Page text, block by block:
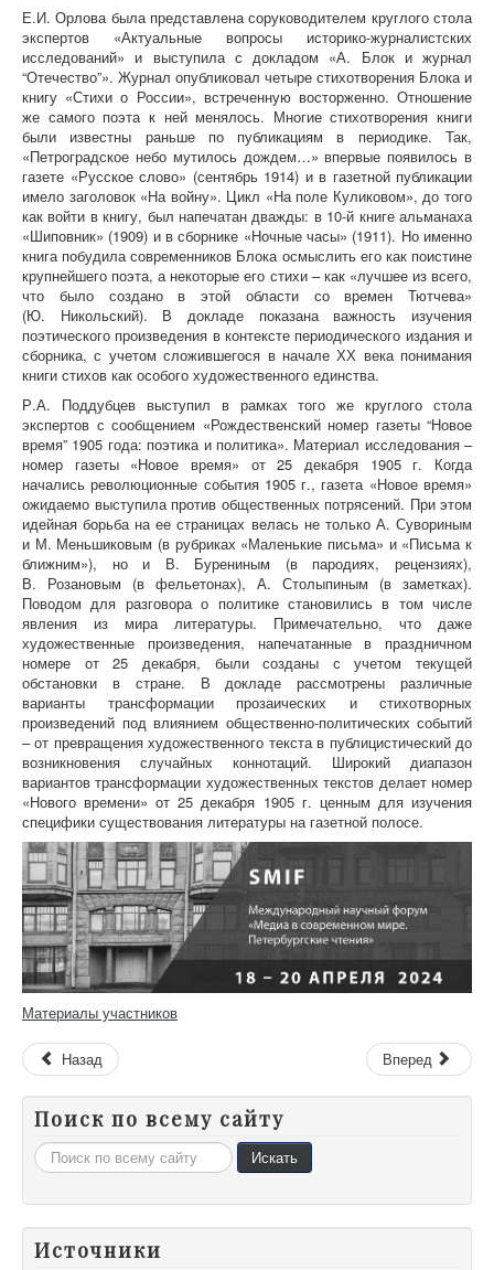
Е.И. Орлова была представлена соруководителем круглого стола
экспертов «Актуальные вопросы историко-журналистских
исследований» и выступила с докладом «А. Блок и журнал
“Отечество”». Журнал опубликовал четыре стихотворения Блока и
книгу «Стихи о России», встреченную восторженно. Отношение
же самого поэта к ней менялось. Многие стихотворения книги
были известны раньше по публикациям в периодике. Так,
«Петроградское небо мутилось дождем…» впервые появилось в
газете «Русское слово» (сентябрь 1914) и в газетной публикации
имело заголовок «На войну». Цикл «На поле Куликовом», до того
как войти в книгу, был напечатан дважды: в 10-й книге альманаха
«Шиповник» (1909) и в сборнике «Ночные часы» (1911). Но именно
книга побудила современников Блока осмыслить его как поистине
крупнейшего поэта, а некоторые его стихи – как «лучшее из всего,
что было создано в этой области со времен Тютчева»
(Ю. Никольский). В докладе показана важность изучения
поэтического произведения в контексте периодического издания и
сборника, с учетом сложившегося в начале ХХ века понимания
книги стихов как особого художественного единства.
Р.А. Поддубцев выступил в рамках того же круглого стола
экспертов с сообщением «Рождественский номер газеты “Новое
время” 1905 года: поэтика и политика». Материал исследования –
номер газеты «Новое время» от 25 декабря 1905 г. Когда
начались революционные события 1905 г., газета «Новое время»
ожидаемо выступила против общественных потрясений. При этом
идейная борьба на ее страницах велась не только А. Сувориным
и М. Меньшиковым (в рубриках «Маленькие письма» и «Письма к
ближним»), но и В. Бурениным (в пародиях, рецензиях),
В. Розановым (в фельетонах), А. Столыпиным (в заметках).
Поводом для разговора о политике становились в том числе
явления из мира литературы. Примечательно, что даже
художественные произведения, напечатанные в праздничном
номере от 25 декабря, были созданы с учетом текущей
обстановки в стране. В докладе рассмотрены различные
варианты трансформации прозаических и стихотворных
произведений под влиянием общественно-политических событий
– от превращения художественного текста в публицистический до
возникновения случайных коннотаций. Широкий диапазон
вариантов трансформации художественных текстов делает номер
«Нового времени» от 25 декабря 1905 г. ценным для изучения
специфики существования литературы на газетной полосе.
Материалы участников
Назад Вперед
Поиск по всему сайту
Искать... Искать
Источники